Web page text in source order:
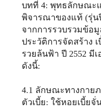
บทที่ 4: พุทธลักษณะ
พิจารณาของแท้ (รุ่น
จากการรวบรวมข้อ
ประวัติการจัดสร้าง
รวยล้นฟ้า ปี 2552 มี
ดังนี้:
4.1 ลักษณะทางกาย
ตัวเบี้ย: ใช้หอยเบี้ยจั่